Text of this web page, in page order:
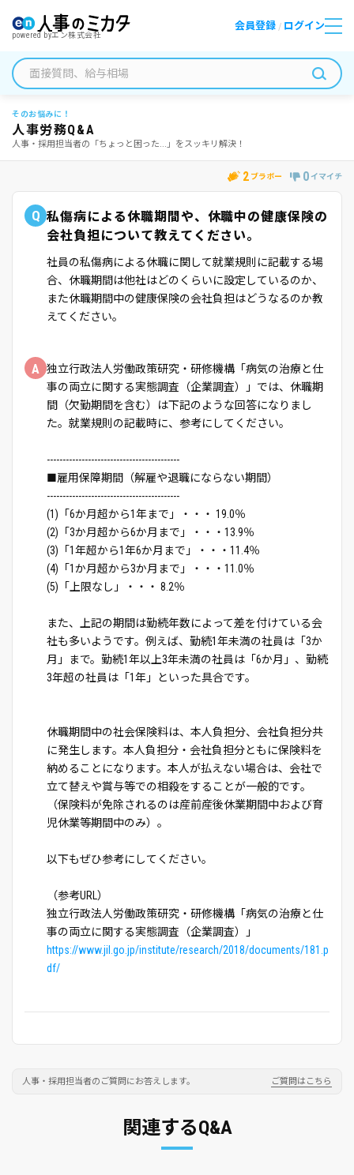
powered byエン株式会社
会員登録 / ログイン
そのお悩みに！
人事労務Q&A
人事・採用担当者の「ちょっと困った...」をスッキリ解決！
2 ブラボー 0 イマイチ
Q 私傷病による休職期間や、休職中の健康保険の
会社負担について教えてください。
社員の私傷病による休職に関して就業規則に記載する場
合、休職期間は他社はどのくらいに設定しているのか、
また休職期間中の健康保険の会社負担はどうなるのか教
えてください。
A
独立行政法人労働政策研究・研修機構「病気の治療と仕
事の両立に関する実態調査（企業調査）」では、休職期
間（欠勤期間を含む）は下記のような回答になりまし
た。就業規則の記載時に、参考にしてください。
------------------------------------------
■雇用保障期間（解雇や退職にならない期間）
------------------------------------------
(1)「6か月超から1年まで」・・・ 19.0％
(2)「3か月超から6か月まで」・・・13.9％
(3)「1年超から1年6か月まで」・・・11.4％
(4)「1か月超から3か月まで」・・・11.0％
(5)「上限なし」・・・ 8.2％
また、上記の期間は勤続年数によって差を付けている会
社も多いようです。例えば、勤続1年未満の社員は「3か
月」まで。勤続1年以上3年未満の社員は「6か月」、勤続
3年超の社員は「1年」といった具合です。
休職期間中の社会保険料は、本人負担分、会社負担分共
に発生します。本人負担分・会社負担分ともに保険料を
納めることになります。本人が払えない場合は、会社で
立て替えや賞与等での相殺をすることが一般的です。
（保険料が免除されるのは産前産後休業期間中および育
児休業等期間中のみ）。
以下もぜひ参考にしてください。
（参考URL）
独立行政法人労働政策研究・研修機構「病気の治療と仕
事の両立に関する実態調査（企業調査）」
https://www.jil.go.jp/institute/research/2018/documents/181.p
df/
人事・採用担当者のご質問にお答えします。 ご質問はこちら
関連するQ&A